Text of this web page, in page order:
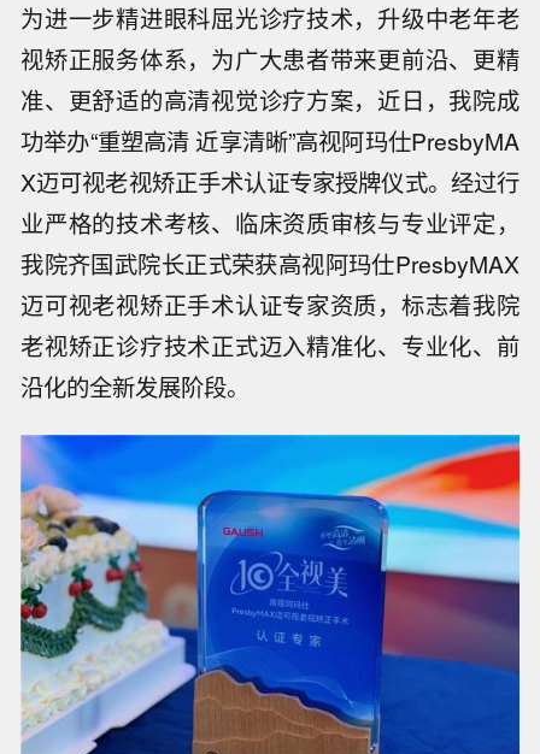
为进一步精进眼科屈光诊疗技术，升级中老年老
视矫正服务体系，为广大患者带来更前沿、更精
准、更舒适的高清视觉诊疗方案，近日，我院成
功举办“重塑高清 近享清晰”高视阿玛仕PresbyMA
X迈可视老视矫正手术认证专家授牌仪式。经过行
业严格的技术考核、临床资质审核与专业评定，
我院齐国武院长正式荣获高视阿玛仕PresbyMAX
迈可视老视矫正手术认证专家资质，标志着我院
老视矫正诊疗技术正式迈入精准化、专业化、前
沿化的全新发展阶段。